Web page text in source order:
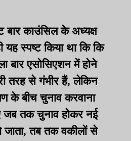
बार काउंसिल के अध्यक्ष
यह स्पष्ट किया था कि कि
बार एसोसिएशन में होने
तरह से गंभीर हैं, लेकिन
के बीच चुनाव करवाना
जब तक चुनाव होकर नई
जाता, तब तक वकीलों से